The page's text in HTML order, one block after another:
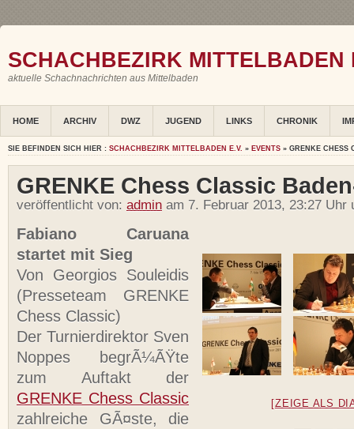
SCHACHBEZIRK MITTELBADEN
aktuelle Schachnachrichten aus Mittelbaden
HOME ARCHIV DWZ JUGEND LINKS CHRONIK
SIE BEFINDEN SICH HIER : SCHACHBEZIRK MITTELBADEN E.V. » EVENTS » GRENKE CHESS
GRENKE Chess Classic
veröffentlicht von: admin am 7. Februar 2013, 23:27 Uhr
[ZEIGE ALS
Fabiano Caruana
startet mit Sieg
Von Georgios Souleidis
(Presseteam GRENKE
Chess Classic)
Der Turnierdirektor Sven
Noppes begrÃ¼ÃŸte
zum Auftakt der
GRENKE Chess Classic
zahlreiche GÃ¤ste, die